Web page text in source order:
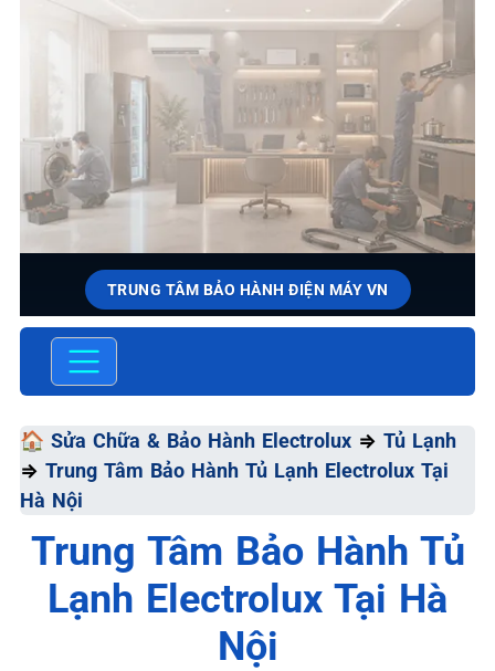
TRUNG TÂM BẢO HÀNH ĐIỆN MÁY VN
SỬA CHỮA & BẢO HÀNH
Đa
🏠 Sửa Chữa & Bảo Hành Electrolux ⇒ Tủ Lạnh
⇒ Trung Tâm Bảo Hành Tủ Lạnh Electrolux Tại
Hà Nội
Trung Tâm Bảo Hành Tủ
Lạnh Electrolux Tại Hà
Nội